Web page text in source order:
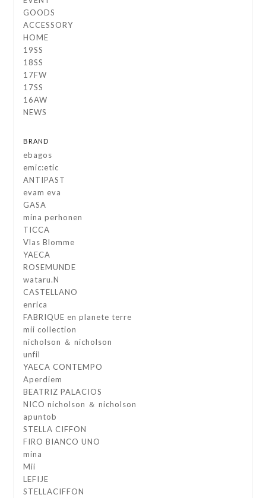
GOODS
ACCESSORY
HOME
19SS
18SS
17FW
17SS
16AW
NEWS
BRAND
ebagos
emic:etic
ANTIPAST
evam eva
GASA
mina perhonen
TICCA
Vlas Blomme
YAECA
ROSEMUNDE
wataru.N
CASTELLANO
enrica
FABRIQUE en planete terre
mii collection
nicholson ＆ nicholson
unfil
YAECA CONTEMPO
Aperdiem
BEATRIZ PALACIOS
NICO nicholson ＆ nicholson
apuntob
STELLA CIFFON
FIRO BIANCO UNO
mina
Mii
LEFIJE
STELLACIFFON